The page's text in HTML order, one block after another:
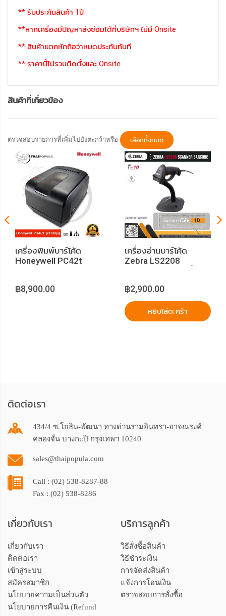
** รับประกันสินค้า 1ปี
**หากเครื่องมีปัญหาส่งซ่อมได้ที่บริษัทฯ ไม่มี Onsite
** สินค้าแตกหักถือว่าหมดประกันทันที
** ราคานี้ไม่รวมติดตั้งและ Onsite
สินค้าที่เกี่ยวข้อง
ตรวจสอบรายการที่เพิ่มไปยังตะกร้าหรือ เลือกทั้งหมด
เครื่องพิมพ์บาร์โค้ด
Honeywell PC42t
฿8,900.00
เครื่องอ่านบาร์โค้ด
Zebra LS2208
฿2,900.00
หยิบใส่ตะกร้า
ติดต่อเรา
434/4 ซ.โยธิน-พัฒนา ทางด่วนรามอินทรา-อาจณรงค์
คลองจั่น บางกะปิ กรุงเทพฯ 10240
sales@thaipopula.com
Call : (02) 538-8287-88
Fax : (02) 538-8286
เกี่ยวกับเรา
เกี่ยวกับเรา
ติดต่อเรา
เข้าสู่ระบบ
สมัครสมาชิก
นโยบายความเป็นส่วนตัว
นโยบายการคืนเงิน (Refund
บริการลูกค้า
วิธีสั่งซื้อสินค้า
วิธีชำระเงิน
การจัดส่งสินค้า
แจ้งการโอนเงิน
ตรวจสอบการสั่งซื้อ